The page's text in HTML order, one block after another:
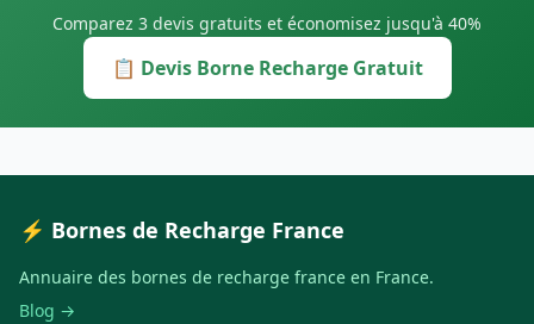
Comparez 3 devis gratuits et économisez jusqu'à 40%
📋 Devis Borne Recharge Gratuit
⚡ Bornes de Recharge France
Annuaire des bornes de recharge france en France.
Blog →